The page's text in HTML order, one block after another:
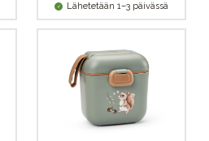
Lähetetään 1–3 päivässä